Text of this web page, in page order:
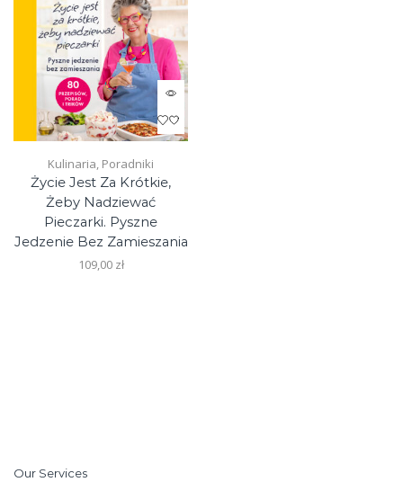
Kulinaria, Poradniki
Życie Jest Za Krótkie,
Żeby Nadziewać
Pieczarki. Pyszne
Jedzenie Bez Zamieszania
109,00 zł
Our Services